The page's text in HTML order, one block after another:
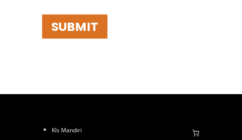
Kls Mandiri